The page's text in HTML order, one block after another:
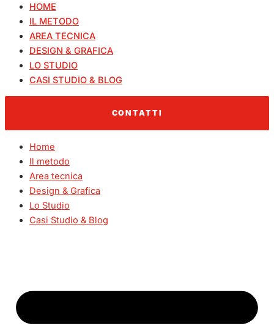
HOME
IL METODO
AREA TECNICA
DESIGN & GRAFICA
LO STUDIO
CASI STUDIO & BLOG
CONTATTI
Home
Il metodo
Area tecnica
Design & Grafica
Lo Studio
Casi Studio & Blog